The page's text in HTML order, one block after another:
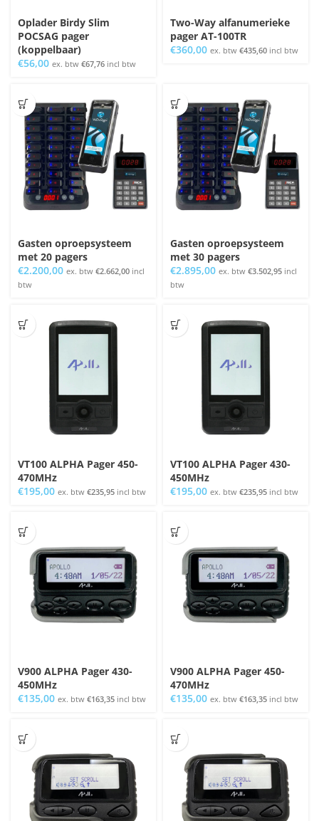
Oplader Birdy Slim
POCSAG pager
(koppelbaar)
€56,00 ex. btw €67,76 incl btw
Two-Way alfanumerieke
pager AT-100TR
€360,00 ex. btw €435,60 incl btw
Gasten oproepsysteem
met 20 pagers
€2.200,00 ex. btw €2.662,00 incl
btw
Gasten oproepsysteem
met 30 pagers
€2.895,00 ex. btw €3.502,95 incl
btw
VT100 ALPHA Pager 450-
470MHz
€195,00 ex. btw €235,95 incl btw
VT100 ALPHA Pager 430-
450MHz
€195,00 ex. btw €235,95 incl btw
V900 ALPHA Pager 430-
450MHz
€135,00 ex. btw €163,35 incl btw
V900 ALPHA Pager 450-
470MHz
€135,00 ex. btw €163,35 incl btw